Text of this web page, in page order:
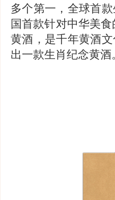
多个第一，全球首
国首款针对中华美食
黄酒，是千年黄酒
出一款生肖纪念黄酒